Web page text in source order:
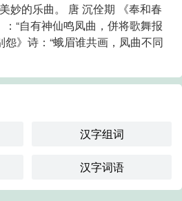
妙的乐曲。 唐 沉佺期 《奉和春
“自有神仙鸣凤曲，併将歌舞报
怨》诗：“蛾眉谁共画，凤曲不同
汉字组词
汉字词语